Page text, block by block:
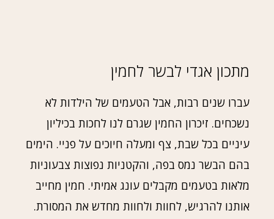
מתכון אגדי לבשר לחמין
עברו שנים רבות, אבל הטעמים של הילדות לא
נשכחים. זיכרון החמין שגרם לנו לחכות בכיליון
עיניים בכל שבת, צף ומעלה חיוכים על פניי. הימים
בהם הבשר נמס בפה, והקטניות נפוצות צבעוניות
מלאות בטעמים מקבלים עונג אמיתי. חמין מחייב
אותנו להרגיש, לחוות ולחוות מחדש את המסורת.